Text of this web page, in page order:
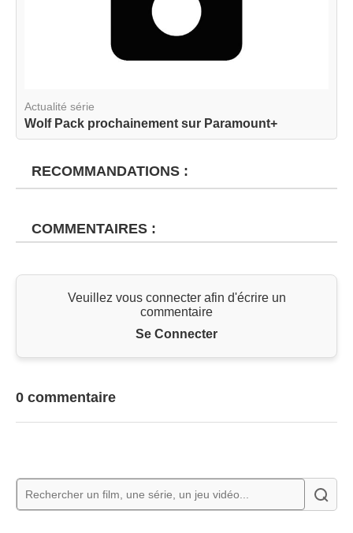
Actualité série
Wolf Pack prochainement sur Paramount+
RECOMMANDATIONS :
COMMENTAIRES :
Veuillez vous connecter afin d'écrire un
commentaire
Se Connecter
0 commentaire